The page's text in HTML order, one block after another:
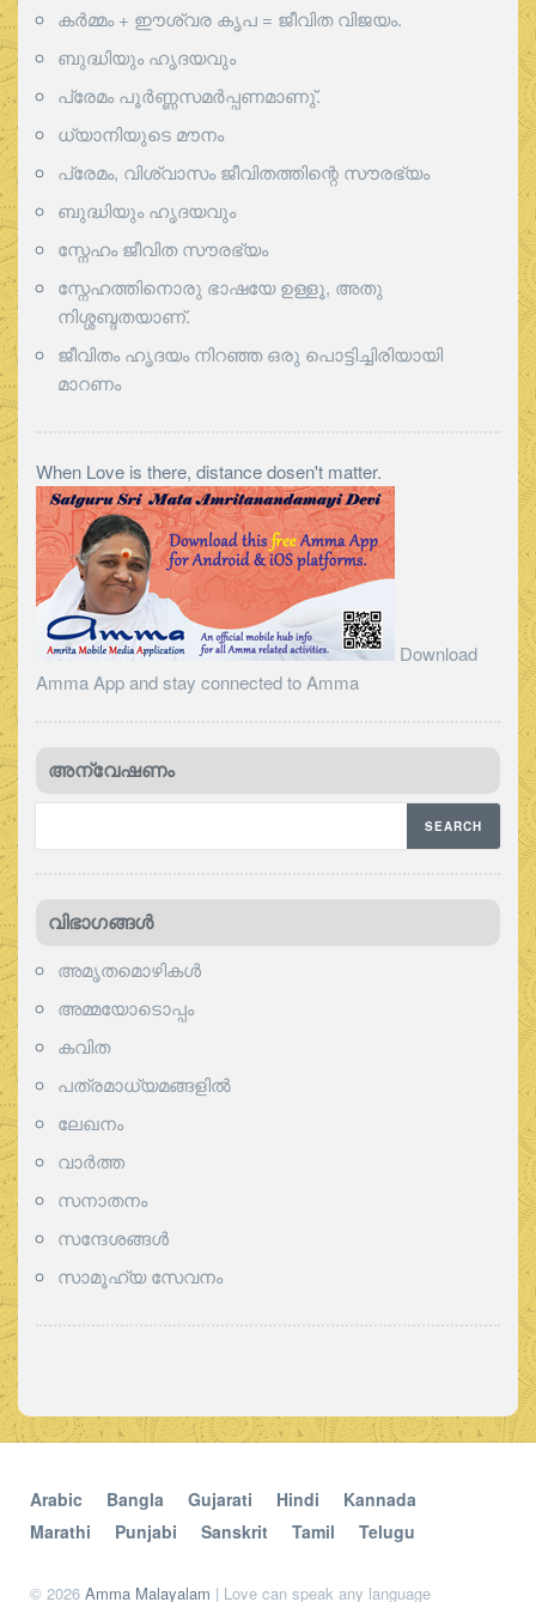
കർമ്മം + ഈശ്വര കൃപ = ജീവിത വിജയം.
ബുദ്ധിയും ഹൃദയവും
പ്രേമം പൂര്‍ണ്ണസമര്‍പ്പണമാണു്.
ധ്യാനിയുടെ മൗനം
പ്രേമം, വിശ്വാസം ജീവിതത്തിന്റെ സൗരഭ്യം
ബുദ്ധിയും ഹൃദയവും
സ്നേഹം ജീവിത സൗരഭ്യം
സ്നേഹത്തിനൊരു ഭാഷയേ ഉള്ളൂ, അതു
നിശ്ശബ്ദതയാണ്.
ജീവിതം ഹൃദയം നിറഞ്ഞ ഒരു പൊട്ടിച്ചിരിയായി
മാറണം
When Love is there, distance dosen't matter.
Download
Amma App and stay connected to Amma
അന്വേഷണം
വിഭാഗങ്ങള്‍
അമൃതമൊഴികള്‍
അമ്മയോടൊപ്പം
കവിത
പത്രമാധ്യമങ്ങളില്‍
ലേഖനം
വാര്‍ത്ത
സനാതനം
സന്ദേശങ്ങൾ
സാമൂഹ്യ സേവനം
Arabic Bangla Gujarati Hindi
Kannada
Marathi
Punjabi Sanskrit Tamil Telugu
© 2026 Amma Malayalam | Love can speak any language